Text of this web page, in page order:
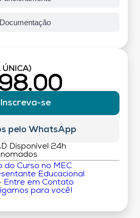
Documentação
Inscreva-se
pelo WhatsApp
Disponível 24h
do Curso no MEC
Educacional
Entre em Contato
para você!